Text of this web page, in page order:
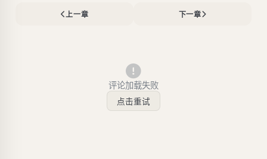
上一章 下一章
评论加载失败
点击重试